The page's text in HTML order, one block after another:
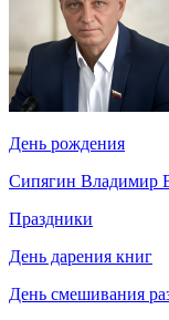
День рождения
Сипягин Владимир
Праздники
День дарения книг
День смешивания